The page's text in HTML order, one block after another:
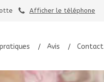
Afficher le téléphone
Avis Contact